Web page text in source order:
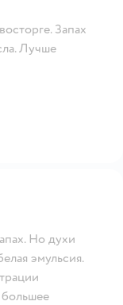
Запах
Лучше
Но духи
эмульсия.